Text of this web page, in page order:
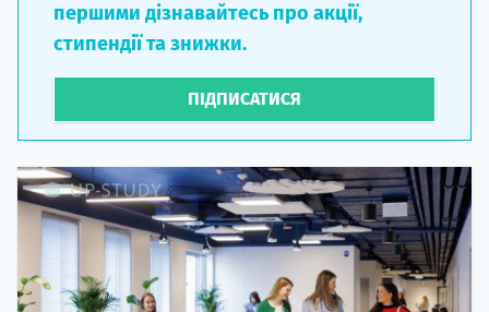
першими дізнавайтесь про акції,
стипендії та знижки.
ПІДПИСАТИСЯ